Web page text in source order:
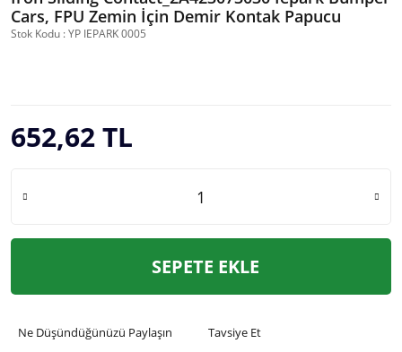
Cars, FPU Zemin İçin Demir Kontak Papucu
Stok Kodu : YP IEPARK 0005
652,62 TL
SEPETE EKLE
Ne Düşündüğünüzü Paylaşın
Tavsiye Et